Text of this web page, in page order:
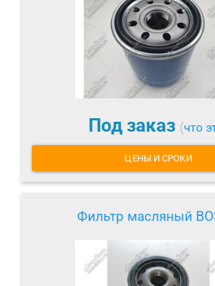
Под заказ (что
ЦЕНЫ И СРОКИ
Фильтр масляный